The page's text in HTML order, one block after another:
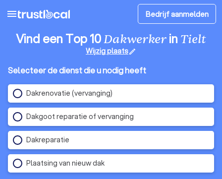
menu Bedrijf aanmelden
Vind een Top 10Dakwerkerin Tielt
Wijzig plaatsedit
Selecteer de dienst die u nodig heeft
Dakrenovatie (vervanging)
Dakgoot reparatie of vervanging
Dakreparatie
Plaatsing van nieuw dak